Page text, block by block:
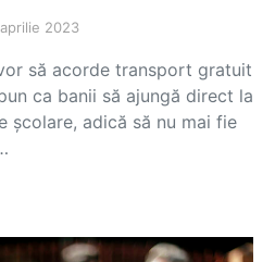
aprilie 2023
să acorde transport gratuit
ca banii să ajungă direct la
școlare, adică să nu mai fie